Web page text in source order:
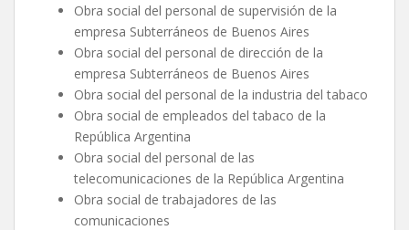
Obra social del personal de supervisión de la
empresa Subterráneos de Buenos Aires
Obra social del personal de dirección de la
empresa Subterráneos de Buenos Aires
Obra social del personal de la industria del tabaco
Obra social de empleados del tabaco de la
República Argentina
Obra social del personal de las
telecomunicaciones de la República Argentina
Obra social de trabajadores de las
comunicaciones